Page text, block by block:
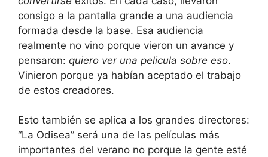
consigo a la pantalla grande a una audiencia
formada desde la base. Esa audiencia
realmente no vino porque vieron un avance y
pensaron: quiero ver una pelicula sobre eso.
Vinieron porque ya habían aceptado el trabajo
de estos creadores.
Esto también se aplica a los grandes directores:
“La Odisea” será una de las películas más
importantes del verano no porque la gente esté